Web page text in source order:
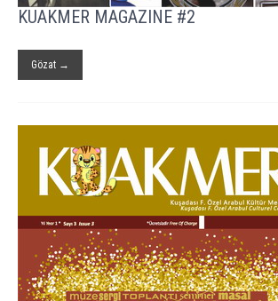
KUAKMER MAGAZINE #2
Gözat →